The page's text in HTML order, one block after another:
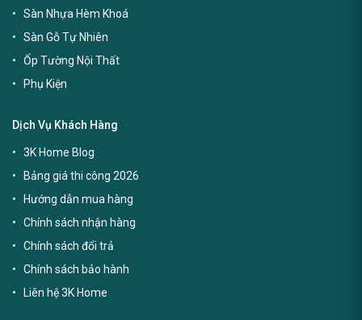
Sàn Nhựa Hèm Khoá
Sàn Gỗ Tự Nhiên
Ốp Tường Nội Thất
Phụ Kiện
Dịch Vụ Khách Hàng
3K Home Blog
Bảng giá thi công 2026
Hướng dẫn mua hàng
Chính sách nhận hàng
Chính sách đổi trả
Chính sách bảo hành
Liên hệ 3K Home